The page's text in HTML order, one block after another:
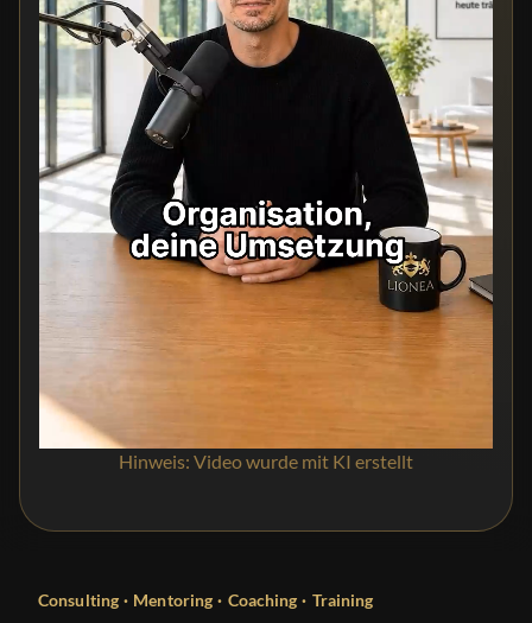
Consulting · Mentoring · Coaching · Training
Hinweis: Video wurde mit KI erstellt